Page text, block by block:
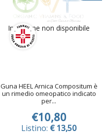
Immagine non disponibile
Guna HEEL Arnica Compositum è
un rimedio omeopatico indicato
per...
€10,80
Listino: € 13,50